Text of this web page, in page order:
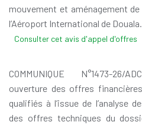
mouvement et aménagement
l’Aéroport International de Douala.
Consulter cet avis d'appel d'offres
COMMUNIQUE N°1473-26/
ouverture des offres
qualifiés à l’issue de l’analyse
des offres techniques du